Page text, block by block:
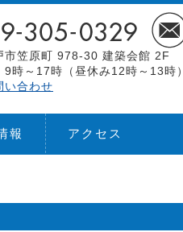
市笠原町 978-30 建築会館 2F
9時～17時（昼休み12時～13時）
い合わせ
報 アクセス